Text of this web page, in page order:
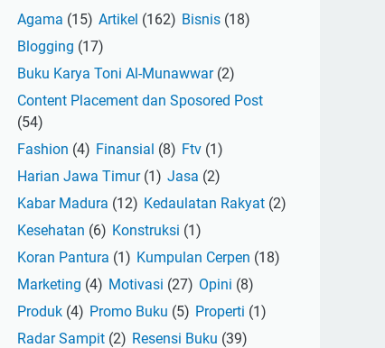
Agama (15) Artikel (162) Bisnis (18)
Blogging (17)
Buku Karya Toni Al-Munawwar (2)
Content Placement dan Sposored Post
(54)
Fashion (4) Finansial (8) Ftv (1)
Harian Jawa Timur (1) Jasa (2)
Kabar Madura (12) Kedaulatan Rakyat (2)
Kesehatan (6) Konstruksi (1)
Koran Pantura (1) Kumpulan Cerpen (18)
Marketing (4) Motivasi (27) Opini (8)
Produk (4) Promo Buku (5) Properti (1)
Radar Sampit (2) Resensi Buku (39)